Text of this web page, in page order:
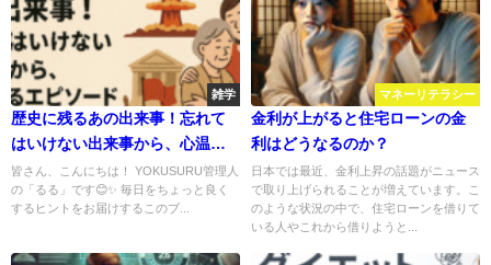
雑学
歴史に残るあの出来事！忘れて
はいけない出来事から、心温ま
るエピソードまで徹底解説✨
皆さん、こんにちは！ YOKUSURU管理人
の「るる」です😊✨ 毎日をちょっと良く
するヒントをお届けするこのブ...
マネーリテラシー
金利が上がると住宅ローンの金
利はどうなるのか？
日本では最近、金利上昇の話題がニュース
で取り上げられることが増えています。こ
のような状況の中で、住宅ローンを借りて
いる人やこれから借りようと...